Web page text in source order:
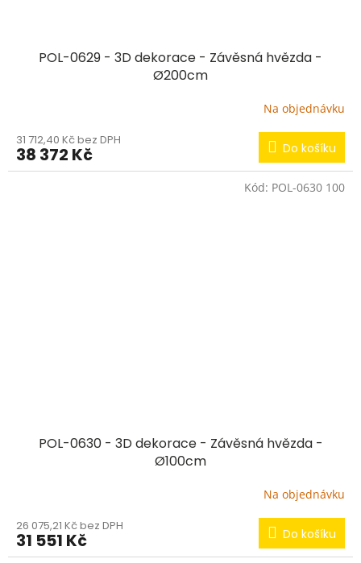
POL-0629 - 3D dekorace - Závěsná hvězda -
Ø200cm
Na objednávku
31 712,40 Kč bez DPH
38 372 Kč Do košíku
POL-0630 - 3D dekorace - Závěsná hvězda -
Ø100cm
Na objednávku
26 075,21 Kč bez DPH
31 551 Kč Do košíku
Kód: POL-0630 100